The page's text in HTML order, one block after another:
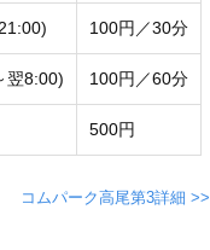
100円／30分
翌8:00) 100円／60分
500円
コムパーク高尾第3詳細 >>